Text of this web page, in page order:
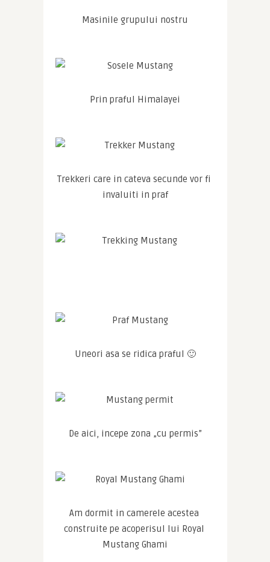
Masinile grupului nostru
Prin praful Himalayei
Trekkeri care in cateva secunde vor fi
invaluiti in praf
Uneori asa se ridica praful 🙂
De aici, incepe zona „cu permis”
Am dormit in camerele acestea
construite pe acoperisul lui Royal
Mustang Ghami